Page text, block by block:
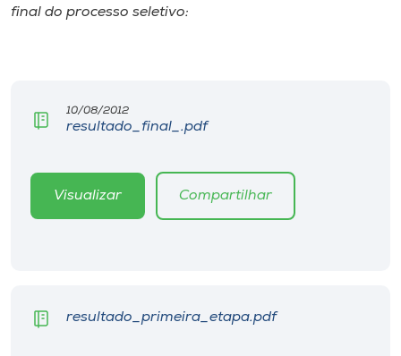
Museu
final do processo seletivo:
10/08/2012
resultado_final_.pdf
Visualizar Compartilhar
resultado_primeira_etapa.pdf